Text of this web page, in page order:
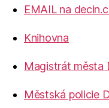
EMAIL na
Knihovna
Magistrát města
Městská policie